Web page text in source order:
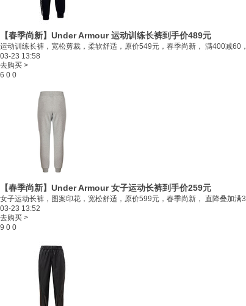
【春季尚新】Under Armour 运动训练长裤到手价489元
运动训练长裤，宽松剪裁，柔软舒适，原价549元，春季尚新， 满400减60
03-23 13:58
去购买 >
6 0 0
【春季尚新】Under Armour 女子运动长裤到手价259元
女子运动长裤，图案印花，宽松舒适，原价599元，春季尚新， 直降叠加
03-23 13:52
去购买 >
9 0 0